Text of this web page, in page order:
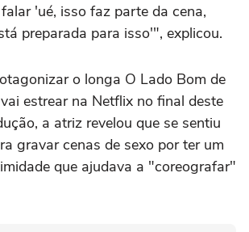
'ué, isso faz parte da cena,
preparada para isso'", explicou.
o longa O Lado Bom de
estrear na Netflix no final deste
a atriz revelou que se sentiu
gravar cenas de sexo por ter um
que ajudava a "coreografar"